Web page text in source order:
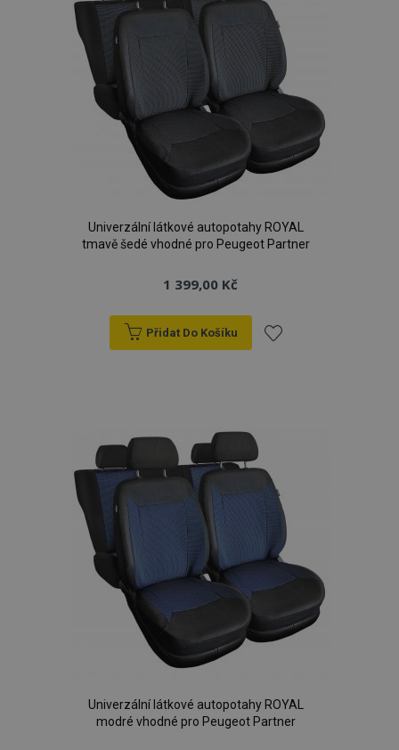
Univerzální látkové autopotahy ROYAL
tmavě šedé vhodné pro Peugeot Partner
1 399,00 Kč
Přidat Do Košíku
Univerzální látkové autopotahy ROYAL
modré vhodné pro Peugeot Partner